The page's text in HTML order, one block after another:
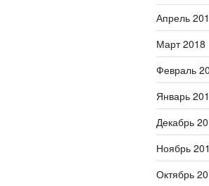
Апрель
Март 2018
Февраль
Январь
Декабрь
Ноябрь
Октябрь